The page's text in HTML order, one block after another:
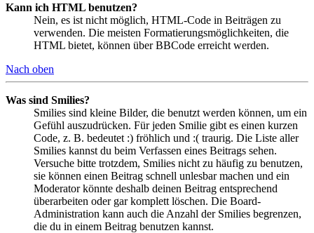
Kann ich HTML benutzen?
Nein, es ist nicht möglich, HTML-Code in Beiträgen zu
verwenden. Die meisten Formatierungsmöglichkeiten, die
HTML bietet, können über BBCode erreicht werden.
Nach oben
Was sind Smilies?
Smilies sind kleine Bilder, die benutzt werden können, um ein
Gefühl auszudrücken. Für jeden Smilie gibt es einen kurzen
Code, z. B. bedeutet :) fröhlich und :( traurig. Die Liste aller
Smilies kannst du beim Verfassen eines Beitrags sehen.
Versuche bitte trotzdem, Smilies nicht zu häufig zu benutzen,
sie können einen Beitrag schnell unlesbar machen und ein
Moderator könnte deshalb deinen Beitrag entsprechend
überarbeiten oder gar komplett löschen. Die Board-
Administration kann auch die Anzahl der Smilies begrenzen,
die du in einem Beitrag benutzen kannst.